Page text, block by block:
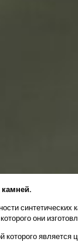
синтетических
они
которого является